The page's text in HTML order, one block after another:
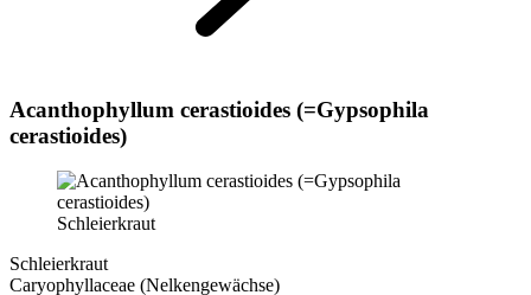
Acanthophyllum cerastioides (=Gypsophila
cerastioides)
Schleierkraut
Schleierkraut
Caryophyllaceae (Nelkengewächse)